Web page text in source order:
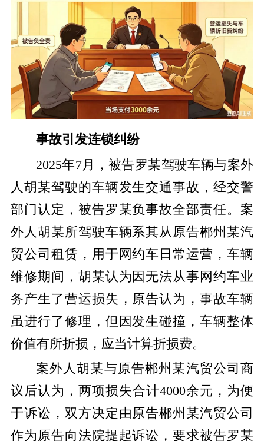
事故引发连锁纠纷
2025年7月，被告罗某驾驶车辆与案外
人胡某驾驶的车辆发生交通事故，经交警
部门认定，被告罗某负事故全部责任。案
外人胡某所驾驶车辆系其从原告郴州某汽
贸公司租赁，用于网约车日常运营，车辆
维修期间，胡某认为因无法从事网约车业
务产生了营运损失，原告认为，事故车辆
虽进行了修理，但因发生碰撞，车辆整体
价值有所折损，应当计算折损费。
案外人胡某与原告郴州某汽贸公司商
议后认为，两项损失合计4000余元，为便
于诉讼，双方决定由原告郴州某汽贸公司
作为原告向法院提起诉讼，要求被告罗某